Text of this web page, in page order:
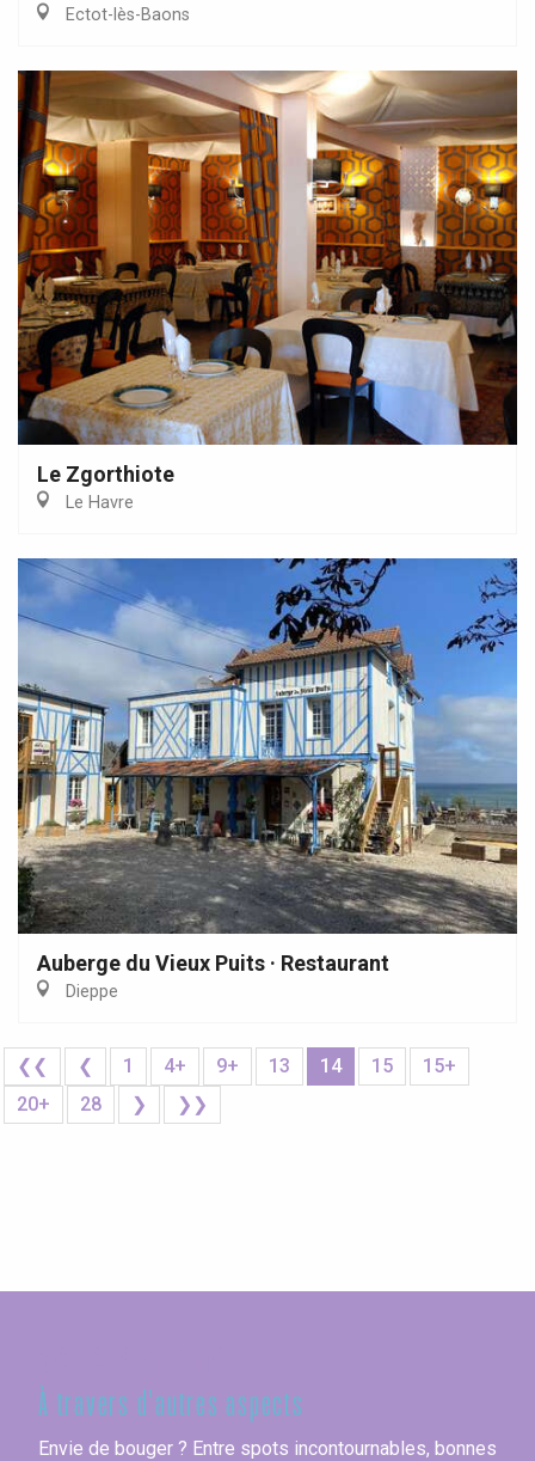
Ectot-lès-Baons
Le Zgorthiote
Le Havre
Auberge du Vieux Puits · Restaurant
Dieppe
❮❮ ❮ 1 4+ 9+ 13 14 15
15+
20+
28 ❯ ❯❯
À travers d'autres aspects
Envie de bouger ? Entre spots incontournables, bonnes